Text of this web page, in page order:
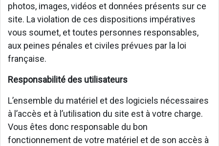
photos, images, vidéos et données présents sur ce
site. La violation de ces dispositions impératives
vous soumet, et toutes personnes responsables,
aux peines pénales et civiles prévues par la loi
française.
Responsabilité des utilisateurs
L’ensemble du matériel et des logiciels nécessaires
à l’accès et à l’utilisation du site est à votre charge.
Vous êtes donc responsable du bon
fonctionnement de votre matériel et de son accès à